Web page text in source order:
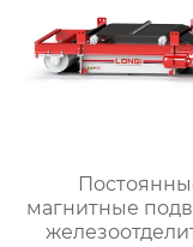
магнитные